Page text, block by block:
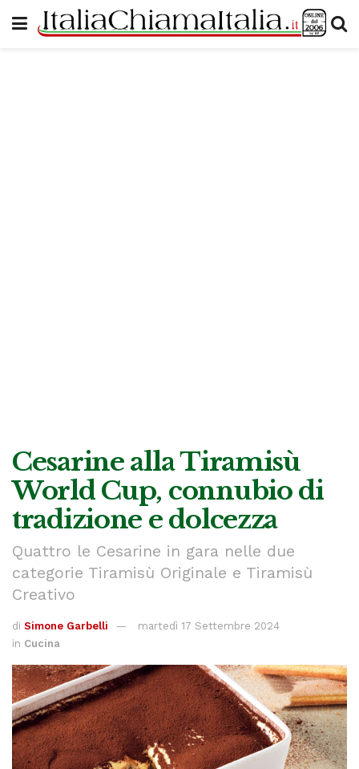
Cesarine alla Tiramisù
World Cup, connubio di
tradizione e dolcezza
Quattro le Cesarine in gara nelle due
categorie Tiramisù Originale e Tiramisù
Creativo
di Simone Garbelli
martedì 17 Settembre 2024
in Cucina